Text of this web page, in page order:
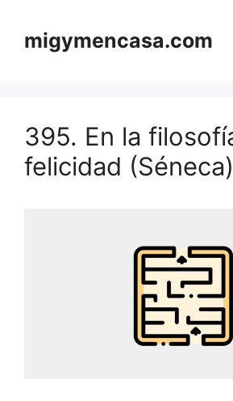
contenido
migymencasa.com
395. En la
felicidad (Séneca)